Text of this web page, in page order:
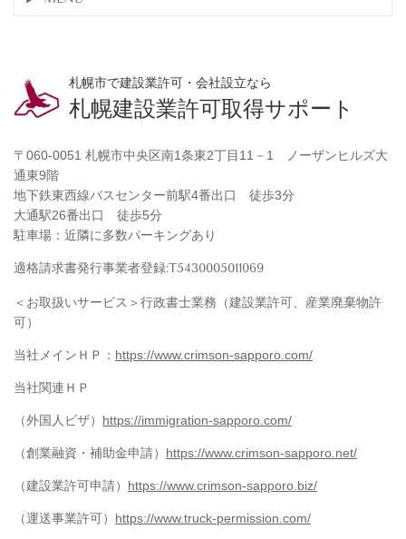
札幌市で建設業許可・会社設立なら
札幌建設業許可取得サポート
〒060-0051 札幌市中央区南1条東2丁目11－1 ノーザンヒルズ大
通東9階
地下鉄東西線バスセンター前駅4番出口 徒歩3分
大通駅26番出口 徒歩5分
駐車場：近隣に多数パーキングあり
適格請求書発行事業者登録:T5430005011069
＜お取扱いサービス＞行政書士業務（建設業許可、産業廃棄物許
可）
当社メインＨＰ： https://www.crimson-sapporo.com/
当社関連ＨＰ
（外国人ビザ） https://immigration-sapporo.com/
（創業融資・補助金申請） https://www.crimson-sapporo.net/
（建設業許可申請） https://www.crimson-sapporo.biz/
（運送事業許可） https://www.truck-permission.com/